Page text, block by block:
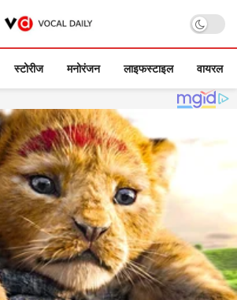
स्टोरीज मनोरंजन लाइफस्टाइल वायरल